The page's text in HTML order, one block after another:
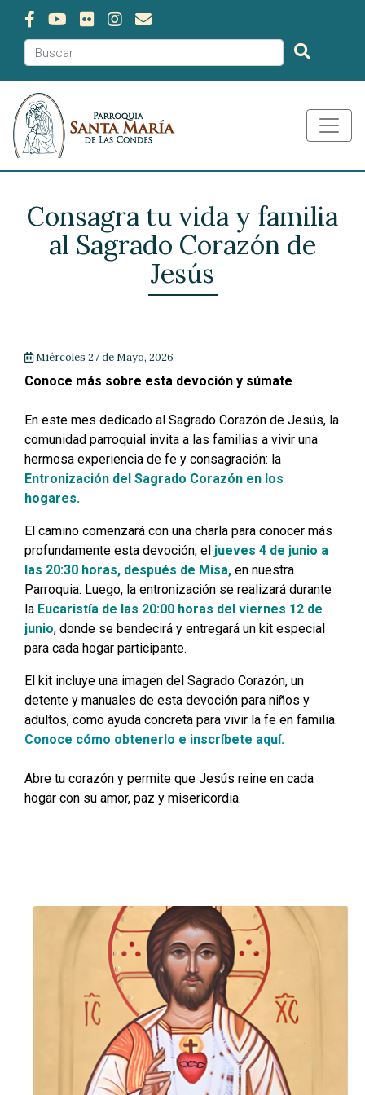
Consagra tu vida y familia
al Sagrado Corazón de
Jesús
Miércoles 27 de Mayo, 2026
Conoce más sobre esta devoción y súmate
En este mes dedicado al Sagrado Corazón de Jesús, la
comunidad parroquial invita a las familias a vivir una
hermosa experiencia de fe y consagración: la
Entronización del Sagrado Corazón en los
hogares.
El camino comenzará con una charla para conocer más
profundamente esta devoción, el jueves 4 de junio a
las 20:30 horas, después de Misa, en nuestra
Parroquia. Luego, la entronización se realizará durante
la Eucaristía de las 20:00 horas del viernes 12 de
junio, donde se bendecirá y entregará un kit especial
para cada hogar participante.
El kit incluye una imagen del Sagrado Corazón, un
detente y manuales de esta devoción para niños y
adultos, como ayuda concreta para vivir la fe en familia.
Conoce cómo obtenerlo e inscríbete aquí.
Abre tu corazón y permite que Jesús reine en cada
hogar con su amor, paz y misericordia.